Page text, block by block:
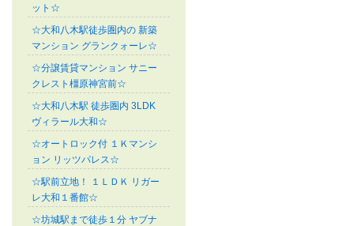
ット☆
☆大和八木駅徒歩圏内の 新築
マンション グランクォーレ☆
☆分譲賃貸マンション サニー
クレスト橿原神宮前☆
☆大和八木駅 徒歩圏内 3LDK
ヴィラール大和☆
☆オートロック付 １Ｋマンシ
ョン リッツパレス☆
☆駅前立地！ １ＬＤＫ リガー
レ大和１番館☆
☆坊城駅まで徒歩１分 ヤブナ